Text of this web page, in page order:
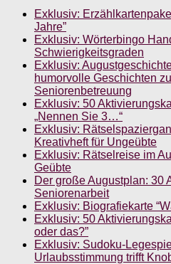
Exklusiv:
Jahre”
Exklusiv: Wörterbingo
Schwierigkeitsgraden
Exklusiv:
humorvolle Geschichten
Seniorenbetreuung
Exklusiv: 50
„Nennen Sie 3…“
Exklusiv:
Kreativheft für Ungeübte
Exklusiv: Rätselreise im
Geübte
Der große Augustplan: 30
Seniorenarbeit
Exklusiv: Biografiekarte
Exklusiv: 50
oder das?”
Exklusiv: Sudoku-
Urlaubsstimmung trifft